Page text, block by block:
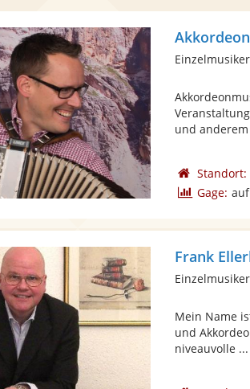
und anderem
Standort:
Gage:
Frank
Mein Name
und
niveauvolle ...